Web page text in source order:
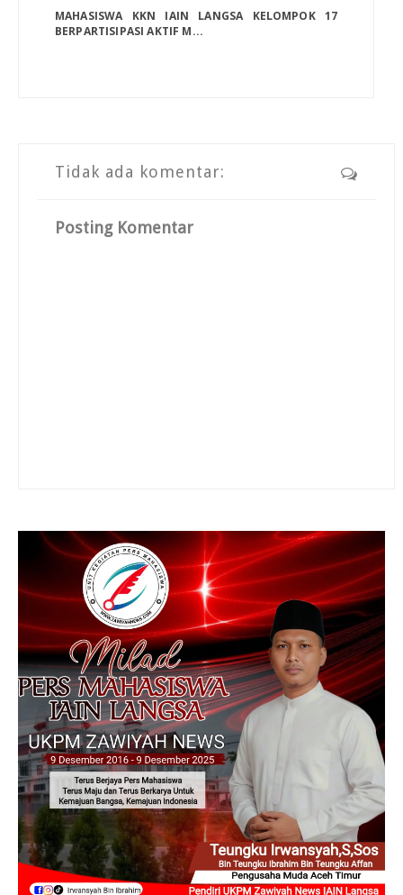
MAHASISWA KKN IAIN LANGSA KELOMPOK 17
BERPARTISIPASI AKTIF M...
Tidak ada komentar:
Posting Komentar